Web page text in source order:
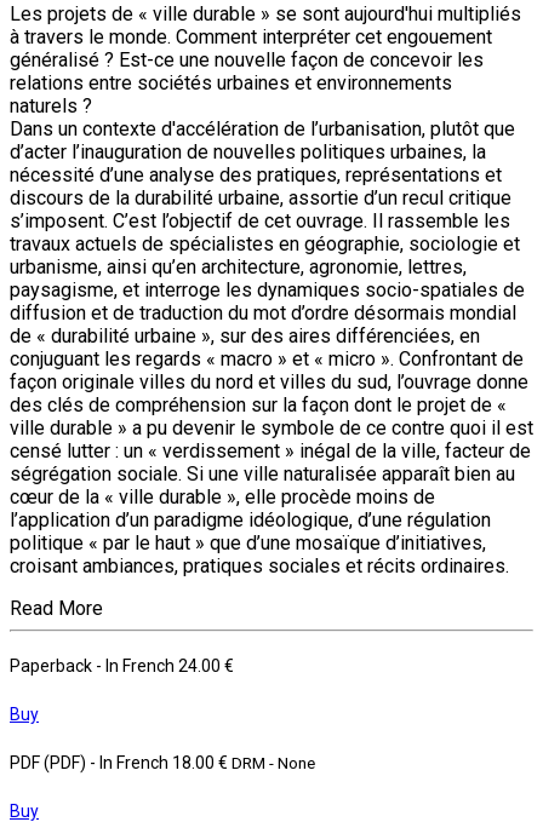
Les projets de « ville durable » se sont aujourd'hui multipliés
à travers le monde. Comment interpréter cet engouement
généralisé ? Est-ce une nouvelle façon de concevoir les
relations entre sociétés urbaines et environnements
naturels ?
Dans un contexte d'accélération de l’urbanisation, plutôt que
d’acter l’inauguration de nouvelles politiques urbaines, la
nécessité d’une analyse des pratiques, représentations et
discours de la durabilité urbaine, assortie d’un recul critique
s’imposent. C’est l’objectif de cet ouvrage. Il rassemble les
travaux actuels de spécialistes en géographie, sociologie et
urbanisme, ainsi qu’en architecture, agronomie, lettres,
paysagisme, et interroge les dynamiques socio-spatiales de
diffusion et de traduction du mot d’ordre désormais mondial
de « durabilité urbaine », sur des aires différenciées, en
conjuguant les regards « macro » et « micro ». Confrontant de
façon originale villes du nord et villes du sud, l’ouvrage donne
des clés de compréhension sur la façon dont le projet de «
ville durable » a pu devenir le symbole de ce contre quoi il est
censé lutter : un « verdissement » inégal de la ville, facteur de
ségrégation sociale. Si une ville naturalisée apparaît bien au
cœur de la « ville durable », elle procède moins de
l’application d’un paradigme idéologique, d’une régulation
politique « par le haut » que d’une mosaïque d’initiatives,
croisant ambiances, pratiques sociales et récits ordinaires.
Read More
Paperback - In French 24.00 €
Buy
PDF (PDF) - In French 18.00 € DRM - None
Buy